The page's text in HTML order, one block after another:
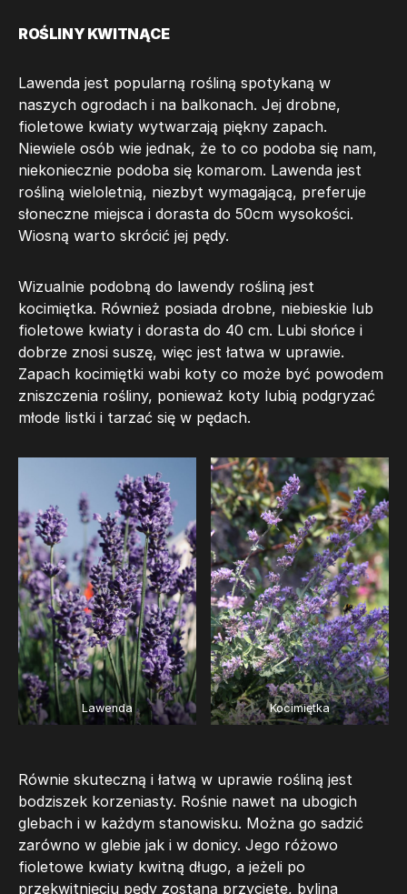
ROŚLINY KWITNĄCE
Lawenda jest popularną rośliną spotykaną w
naszych ogrodach i na balkonach. Jej drobne,
fioletowe kwiaty wytwarzają piękny zapach.
Niewiele osób wie jednak, że to co podoba się nam,
niekoniecznie podoba się komarom. Lawenda jest
rośliną wieloletnią, niezbyt wymagającą, preferuje
słoneczne miejsca i dorasta do 50cm wysokości.
Wiosną warto skrócić jej pędy.
Wizualnie podobną do lawendy rośliną jest
kocimiętka. Również posiada drobne, niebieskie lub
fioletowe kwiaty i dorasta do 40 cm. Lubi słońce i
dobrze znosi suszę, więc jest łatwa w uprawie.
Zapach kocimiętki wabi koty co może być powodem
zniszczenia rośliny, ponieważ koty lubią podgryzać
młode listki i tarzać się w pędach.
Lawenda Kocimiętka
Równie skuteczną i łatwą w uprawie rośliną jest
bodziszek korzeniasty. Rośnie nawet na ubogich
glebach i w każdym stanowisku. Można go sadzić
zarówno w glebie jak i w donicy. Jego różowo
fioletowe kwiaty kwitną długo, a jeżeli po
przekwitnięciu pędy zostaną przycięte, bylina